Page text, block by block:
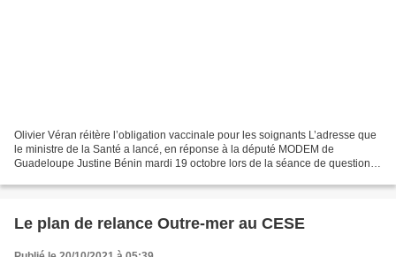
Olivier Véran réitère l’obligation vaccinale pour les soignants L’adresse que
le ministre de la Santé a lancé, en réponse à la député MODEM de
Guadeloupe Justine Bénin mardi 19 octobre lors de la séance de questions
Le plan de relance Outre-mer au CESE